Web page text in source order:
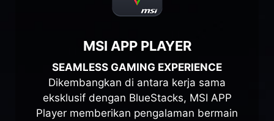
MSI APP PLAYER
SEAMLESS GAMING EXPERIENCE
Dikembangkan di antara kerja sama
eksklusif dengan BlueStacks, MSI APP
Player memberikan pengalaman bermain